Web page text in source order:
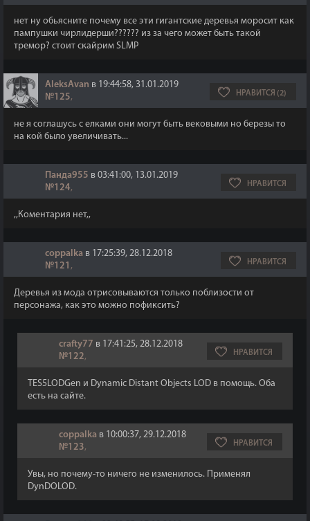
нет ну обьясните почему все эти гигантские деревья моросит как
пампушки чирлидерши?????? из за чего может быть такой
тремор? стоит скайрим SLMP
AleksAvan в 19:44:58, 31.01.2019
№125, НРАВИТСЯ (2)
не я соглашусь с елками они могут быть вековыми но березы то
на кой было увеличивать...
Панда955 в 03:41:00, 13.01.2019
№124, НРАВИТСЯ
,,Коментария нет,,
coppalka в 17:25:39, 28.12.2018
№121 , НРАВИТСЯ
Деревья из мода отрисовываются только поблизости от
персонажа, как это можно пофиксить?
crafty77 в 17:41:25, 28.12.2018
№122, НРАВИТСЯ
TES5LODGen и Dynamic Distant Objects LOD в помощь. Оба
есть на сайте.
coppalka в 10:00:37, 29.12.2018
№123, НРАВИТСЯ
Увы, но почему-то ничего не изменилось. Применял
DynDOLOD.